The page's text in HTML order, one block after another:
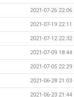
2021-07-26 22:06
2021-07-19 22:11
2021-07-12 22:32
2021-07-09 18:44
2021-07-05 22:29
2021-06-28 21:03
2021-06-23 21:44